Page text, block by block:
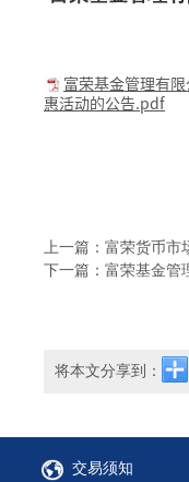
富荣基金管理有
惠活动的公告.pdf
上一篇：富荣货币市
下一篇：富荣基金管
将本文分享到：
交易须知